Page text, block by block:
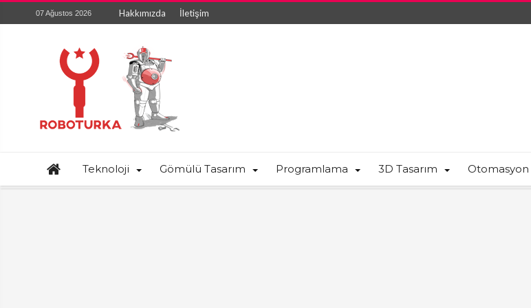
07 Ağustos 2026 Hakkımızda İletişim
Teknoloji Gömülü Tasarım Programlama 3D Tasarım Otomasyon